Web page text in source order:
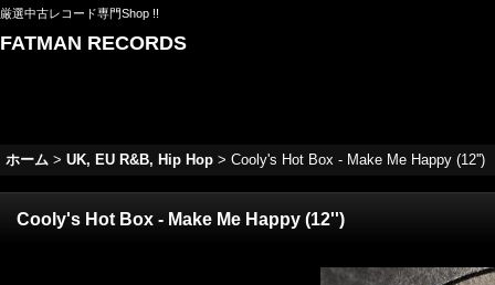
厳選中古レコード専門Shop !!
FATMAN RECORDS
ホーム > UK, EU R&B, Hip Hop > Cooly's Hot Box - Make Me Happy (12'')
Cooly's Hot Box - Make Me Happy (12'')